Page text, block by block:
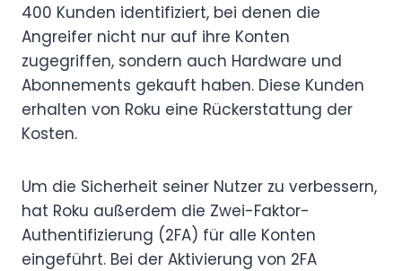
400 Kunden identifiziert, bei denen die
Angreifer nicht nur auf ihre Konten
zugegriffen, sondern auch Hardware und
Abonnements gekauft haben. Diese Kunden
erhalten von Roku eine Rückerstattung der
Kosten.
Um die Sicherheit seiner Nutzer zu verbessern,
hat Roku außerdem die Zwei-Faktor-
Authentifizierung (2FA) für alle Konten
eingeführt. Bei der Aktivierung von 2FA